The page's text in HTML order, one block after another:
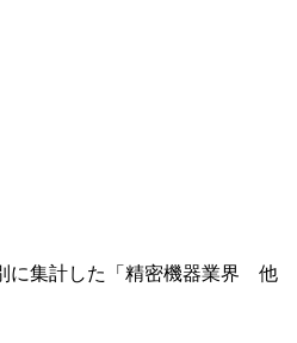
に集計した「精密機器業界 他